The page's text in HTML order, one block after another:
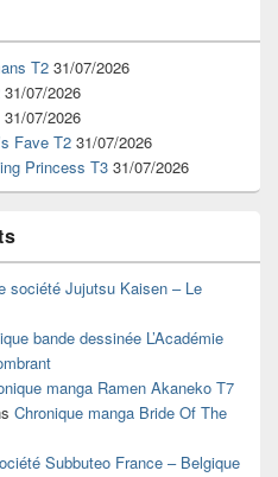
T2 31/07/2026
31/07/2026
31/07/2026
Fave T2 31/07/2026
Princess T3 31/07/2026
société Jujutsu Kaisen – Le
bande dessinée L’Académie
manga Ramen Akaneko T7
Chronique manga Bride Of The
Subbuteo France – Belgique